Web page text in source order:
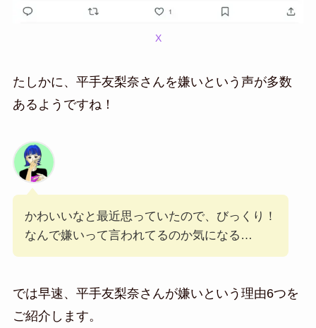
X
たしかに、平手友梨奈さんを嫌いという声が多数
あるようですね！
かわいいなと最近思っていたので、びっくり！
なんで嫌いって言われてるのか気になる…
では早速、平手友梨奈さんが嫌いという理由6つを
ご紹介します。